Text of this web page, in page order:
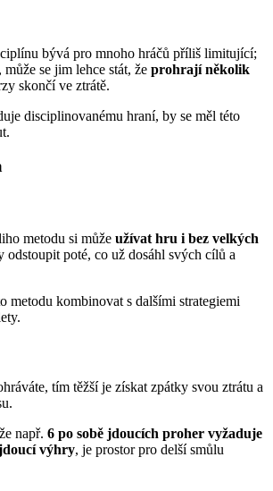
bývá pro mnoho hráčů příliš limitující;
se jim lehce stát, že prohrají několik
skončí ve ztrátě.
disciplinovanému hraní, by se měl této
metodu si může užívat hru i bez velkých
odstoupit poté, co už dosáhl svých cílů a
metodu kombinovat s dalšími strategiemi
tím těžší je získat zpátky svou ztrátu a
např. 6 po sobě jdoucích proher vyžaduje
výhry, je prostor pro delší smůlu